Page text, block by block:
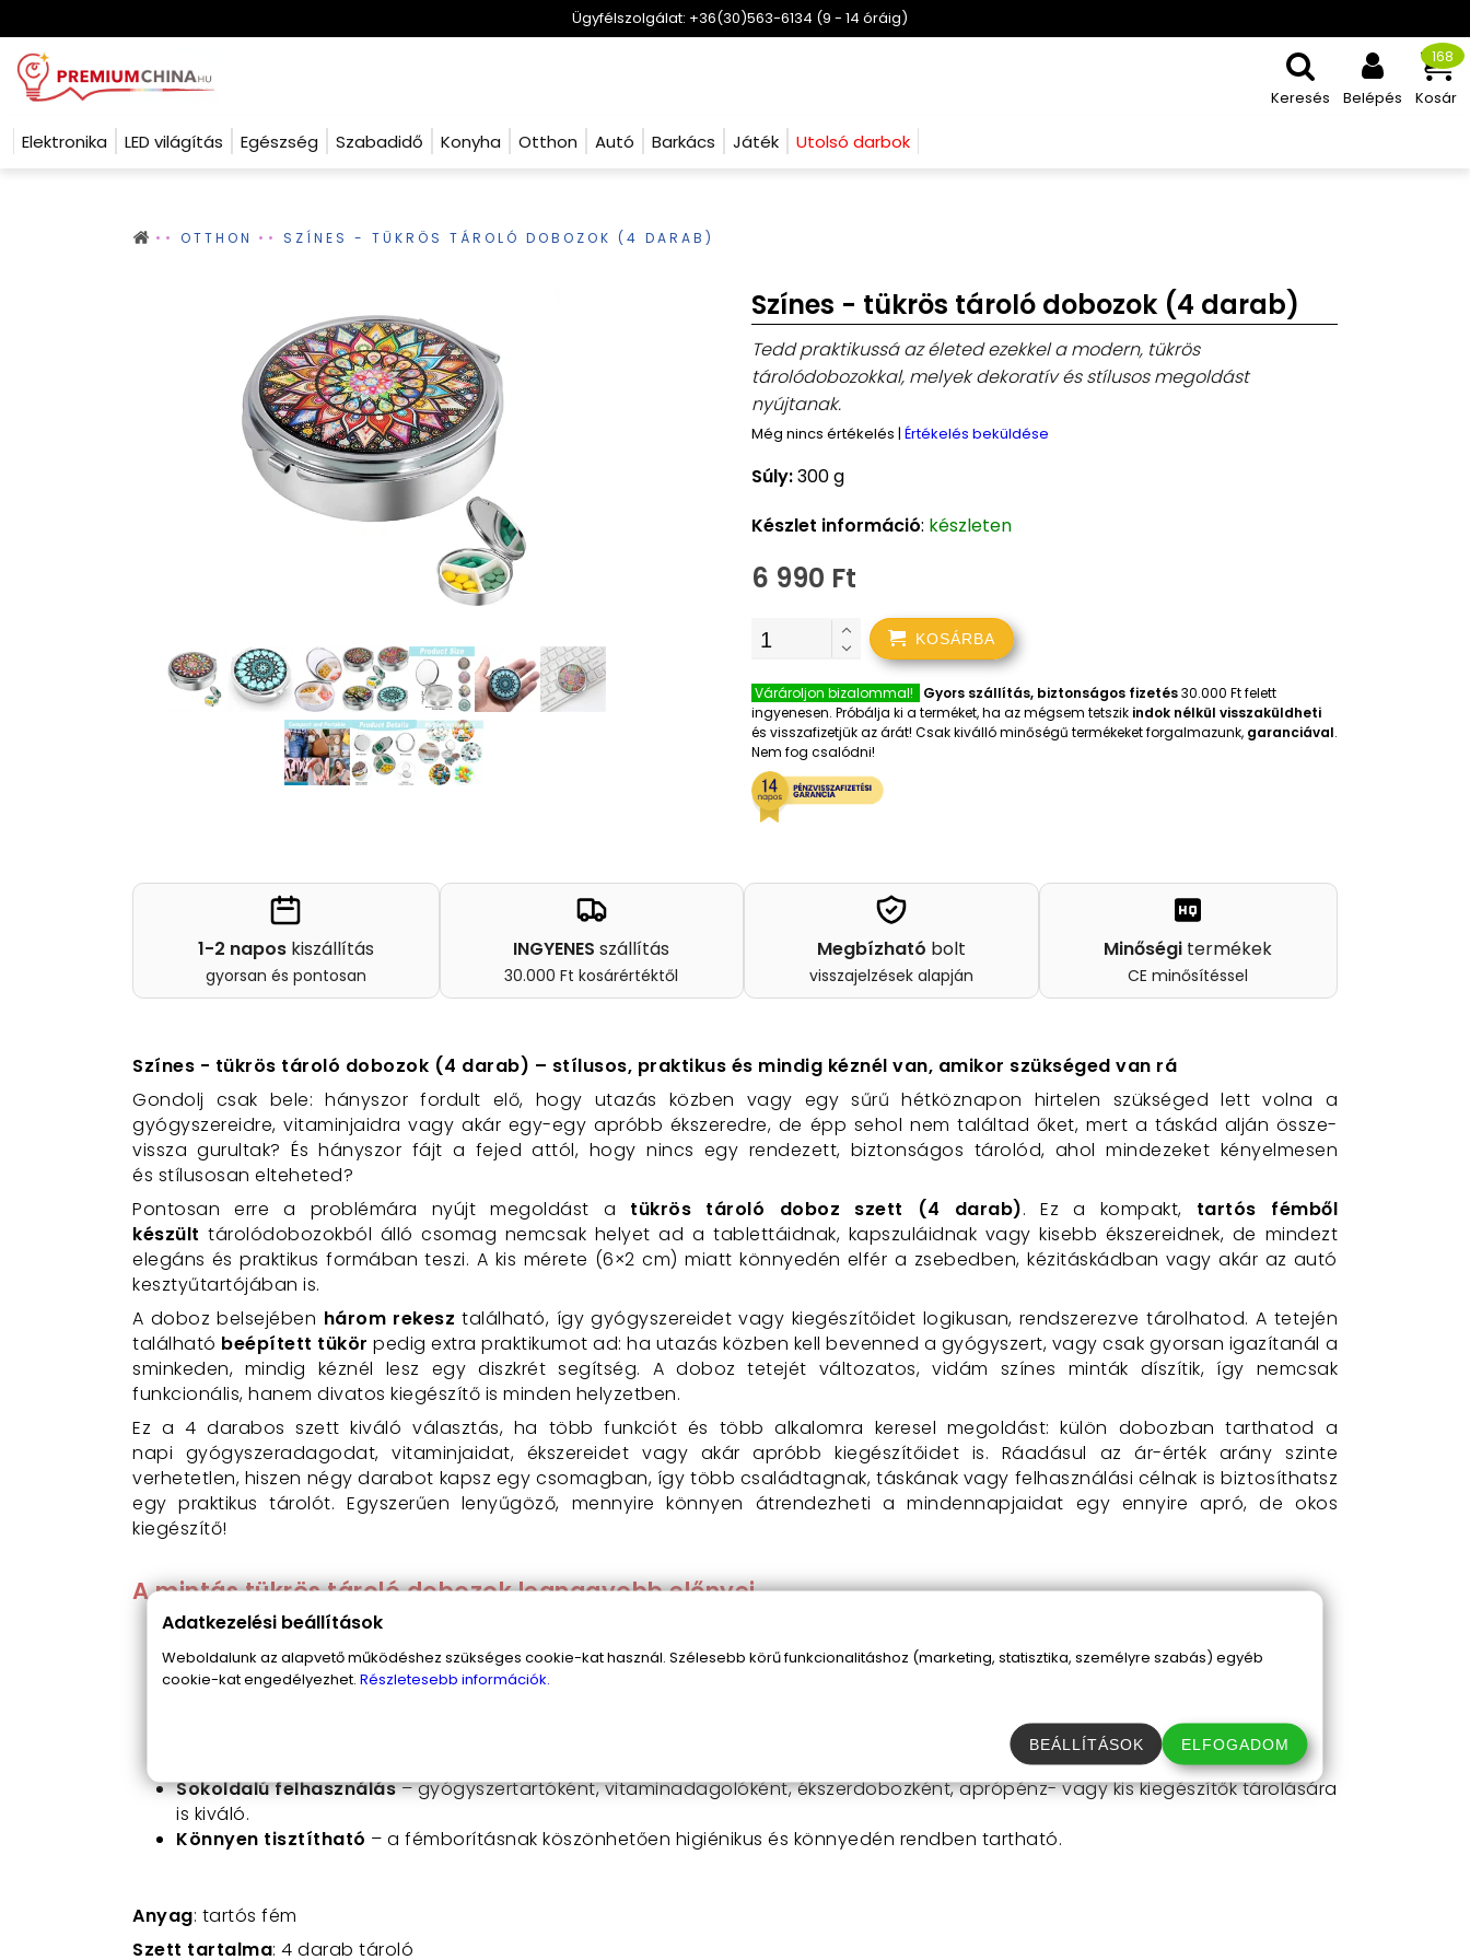
Ügyfélszolgálat: +36(30)563-6134 (9 - 14 óráig)
Keresés Belépés Kosár
168
Elektronika LED világítás Egészség Szabadidő Konyha Otthon Autó Barkács Játék Utolsó darbok
OTTHON SZÍNES - TÜKRÖS TÁROLÓ DOBOZOK (4 DARAB)
Színes - tükrös tároló dobozok (4 darab)
Tedd praktikussá az életed ezekkel a modern, tükrös
tárolódobozokkal, melyek dekoratív és stílusos megoldást
nyújtanak.
Még nincs értékelés | Értékelés beküldése
Súly:300 g
Készlet információ: készleten
6 990 Ft
KOSÁRBA
Várároljon bizalommal! Gyors szállítás, biztonságos fizetés30.000 Ft felett
ingyenesen. Próbálja ki a terméket, ha az mégsem tetszik indok nélkül visszaküldheti
és visszafizetjük az árát! Csak kiválló minőségű termékeket forgalmazunk, garanciával.
Nem fog csalódni!
1-2 naposkiszállítás
gyorsan és pontosan
INGYENES szállítás
30.000 Ft kosárértéktől
Megbízható bolt
visszajelzések alapján
Minőségi termékek
CE minősítéssel
Színes - tükrös tároló dobozok (4 darab) – stílusos, praktikus és mindig kéznél van, amikor szükséged van rá
Gondolj csak bele: hányszor fordult elő, hogy utazás közben vagy egy sűrű hétköznapon hirtelen szükséged lett volna a
gyógyszereidre, vitaminjaidra vagy akár egy-egy apróbb ékszeredre, de épp sehol nem találtad őket, mert a táskád alján össze-
vissza gurultak? És hányszor fájt a fejed attól, hogy nincs egy rendezett, biztonságos tárolód, ahol mindezeket kényelmesen
és stílusosan elteheted?
Pontosan erre a problémára nyújt megoldást a tükrös tároló doboz szett (4 darab). Ez a kompakt, tartós fémből
készült tárolódobozokból álló csomag nemcsak helyet ad a tablettáidnak, kapszuláidnak vagy kisebb ékszereidnek, de mindezt
elegáns és praktikus formában teszi. A kis mérete (6×2 cm) miatt könnyedén elfér a zsebedben, kézitáskádban vagy akár az autó
kesztyűtartójában is.
A doboz belsejében három rekesz található, így gyógyszereidet vagy kiegészítőidet logikusan, rendszerezve tárolhatod. A tetején
található beépített tükör pedig extra praktikumot ad: ha utazás közben kell bevenned a gyógyszert, vagy csak gyorsan igazítanál a
sminkeden, mindig kéznél lesz egy diszkrét segítség. A doboz tetejét változatos, vidám színes minták díszítik, így nemcsak
funkcionális, hanem divatos kiegészítő is minden helyzetben.
Ez a 4 darabos szett kiváló választás, ha több funkciót és több alkalomra keresel megoldást: külön dobozban tarthatod a
napi gyógyszeradagodat, vitaminjaidat, ékszereidet vagy akár apróbb kiegészítőidet is. Ráadásul az ár-érték arány szinte
verhetetlen, hiszen négy darabot kapsz egy csomagban, így több családtagnak, táskának vagy felhasználási célnak is biztosíthatsz
egy praktikus tárolót. Egyszerűen lenyűgöző, mennyire könnyen átrendezheti a mindennapjaidat egy ennyire apró, de okos
kiegészítő!
A mintás tükrös tároló dobozok legnagyobb előnyei
Három praktikus rekesz– könnyedén rendszerezheted gyógyszereidet, vitaminjaidat, ékszereidet vagy más apróságaidat.
Beépített tükör– igazán praktikus útközben: sminkeléshez, frizuraigazításhoz vagy tabletta bevételéhez.
Sokoldalú felhasználás– gyógyszertartóként, vitaminadagolóként, ékszerdobozként, aprópénz- vagy kis kiegészítők tárolására
is kiváló.
Könnyen tisztítható – a fémborításnak köszönhetően higiénikus és könnyedén rendben tartható.
Anyag: tartós fém
Szett tartalma: 4 darab tároló
Adatkezelési beállítások
Weboldalunk az alapvető működéshez szükséges cookie-kat használ. Szélesebb körű funkcionalitáshoz (marketing, statisztika, személyre szabás) egyéb
cookie-kat engedélyezhet. Részletesebb információk.
BEÁLLÍTÁSOK ELFOGADOM